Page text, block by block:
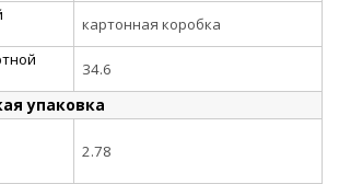
картонная коробка
34.6
упаковка
2.78